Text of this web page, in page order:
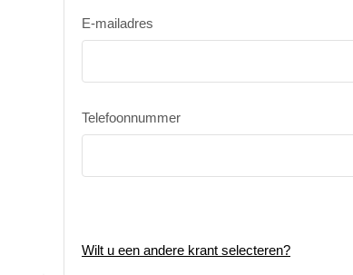
E-mailadres
Telefoonnummer
Wilt u een andere krant selecteren?